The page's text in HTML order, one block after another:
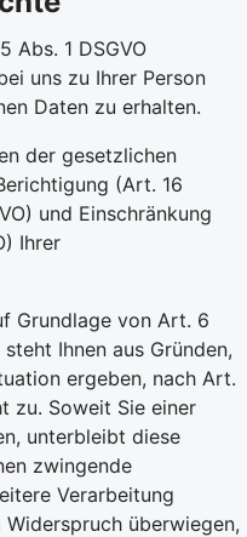
Abs. 1 DSGVO
uns zu Ihrer Person
Daten zu erhalten.
der gesetzlichen
(Art. 16
und Einschränkung
Ihrer
Grundlage von Art. 6
Ihnen aus Gründen,
ergeben, nach Art.
zu. Soweit Sie einer
unterbleibt diese
zwingende
Verarbeitung
überwiegen,